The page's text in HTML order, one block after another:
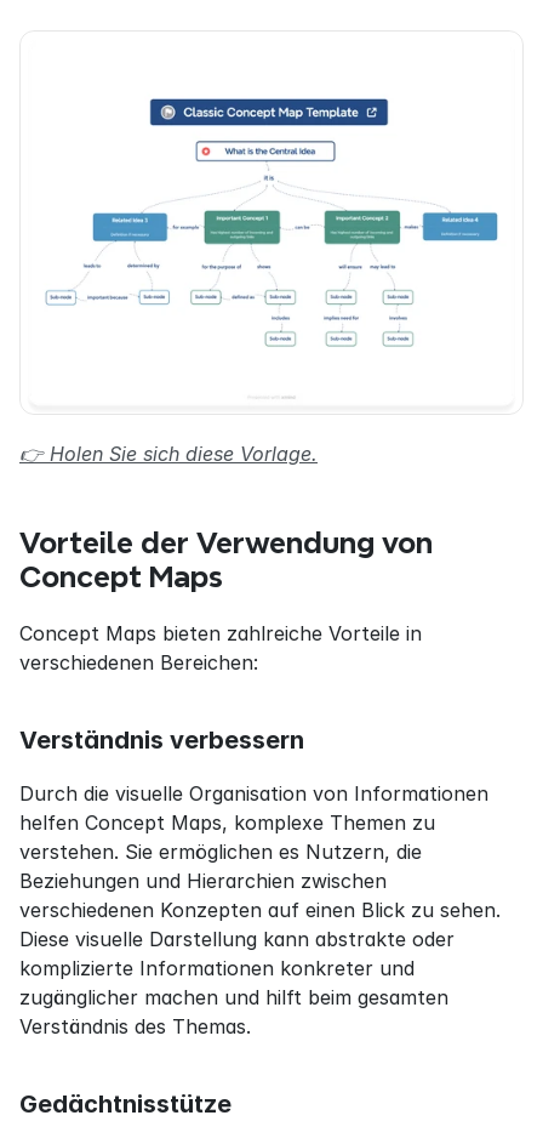
👉 Holen Sie sich diese Vorlage.
Vorteile der Verwendung von
Concept Maps
Concept Maps bieten zahlreiche Vorteile in
verschiedenen Bereichen:
Verständnis verbessern
Durch die visuelle Organisation von Informationen
helfen Concept Maps, komplexe Themen zu
verstehen. Sie ermöglichen es Nutzern, die
Beziehungen und Hierarchien zwischen
verschiedenen Konzepten auf einen Blick zu sehen.
Diese visuelle Darstellung kann abstrakte oder
komplizierte Informationen konkreter und
zugänglicher machen und hilft beim gesamten
Verständnis des Themas.
Gedächtnisstütze